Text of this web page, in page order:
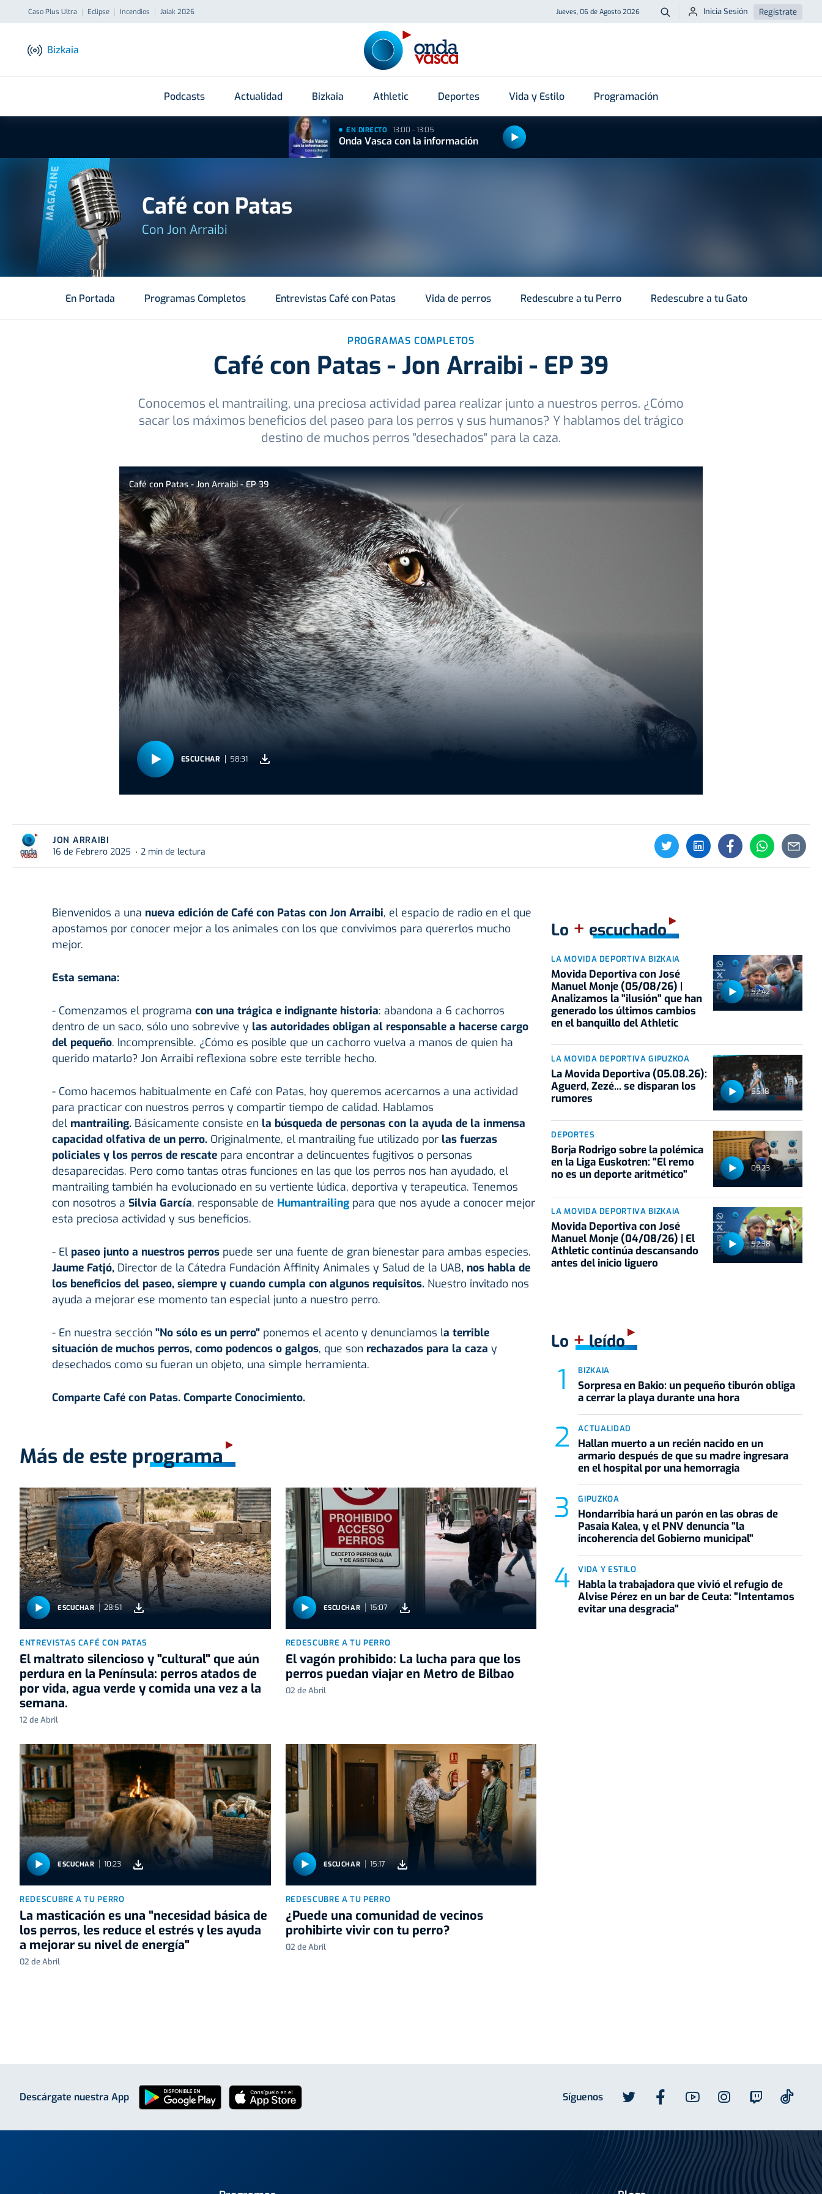
Caso Plus Ultra Eclipse Incendios Jaiak 2026 Jueves, 06 de Agosto 2026 Buscar
Inicia Sesión Regístrate
Bizkaia
Podcasts Actualidad Bizkaia Athletic Deportes Vida y Estilo Programación
EN DIRECTO 13:00 - 13:05
Onda Vasca con la información
MAGAZINE Café con Patas
Con Jon Arraibi
En Portada Programas Completos Entrevistas Café con Patas Vida de perros Redescubre a tu Perro Redescubre a tu Gato
PROGRAMAS COMPLETOS
Café con Patas - Jon Arraibi - EP 39
Conocemos el mantrailing, una preciosa actividad parea realizar junto a nuestros perros. ¿Cómo
sacar los máximos beneficios del paseo para los perros y sus humanos? Y hablamos del trágico
destino de muchos perros "desechados" para la caza.
Café con Patas - Jon Arraibi - EP 39
ESCUCHAR 58:31
JON ARRAIBI
16 de Febrero 2025
2 min de lectura
Bienvenidos a una nueva edición de Café con Patas con Jon Arraibi, el espacio de radio en el que
apostamos por conocer mejor a los animales con los que convivimos para quererlos mucho
mejor.
Esta semana:
- Comenzamos el programa con una trágica e indignante historia: abandona a 6 cachorros
dentro de un saco, sólo uno sobrevive y las autoridades obligan al responsable a hacerse cargo
del pequeño. Incomprensible. ¿Cómo es posible que un cachorro vuelva a manos de quien ha
querido matarlo? Jon Arraibi reflexiona sobre este terrible hecho.
- Como hacemos habitualmente en Café con Patas, hoy queremos acercarnos a una actividad
para practicar con nuestros perros y compartir tiempo de calidad. Hablamos
del mantrailing.Básicamente consiste en la búsqueda de personas con la ayuda de la inmensa
capacidad olfativa de un perro. Originalmente, el mantrailing fue utilizado por las fuerzas
policiales y los perros de rescatepara encontrar a delincuentes fugitivos o personas
desaparecidas. Pero como tantas otras funciones en las que los perros nos han ayudado, el
mantrailing también ha evolucionado en su vertiente lúdica, deportiva y terapeutica. Tenemos
con nosotros a Silvia García, responsable de Humantrailingpara que nos ayude a conocer mejor
esta preciosa actividad y sus beneficios.
- Elpaseo junto a nuestros perros puede ser una fuente de gran bienestar para ambas especies.
Jaume Fatjó, Director de la Cátedra Fundación Affinity Animales y Salud de la UAB, nos habla de
los beneficios del paseo, siempre y cuando cumpla con algunos requisitos. Nuestro invitado nos
ayuda a mejorar ese momento tan especial junto a nuestro perro.
- En nuestra sección "No sólo es un perro"ponemos el acento y denunciamos la terrible
situación de muchos perros, como podencos o galgos, que son rechazados para la caza y
desechados como su fueran un objeto, una simple herramienta.
Comparte Café con Patas. Comparte Conocimiento.
Más de este programa
ESCUCHAR 28:51
ENTREVISTAS CAFÉ CON PATAS
El maltrato silencioso y "cultural" que aún
perdura en la Península: perros atados de
por vida, agua verde y comida una vez a la
semana.
12 de Abril
ESCUCHAR 15:07
REDESCUBRE A TU PERRO
El vagón prohibido: La lucha para que los
perros puedan viajar en Metro de Bilbao
02 de Abril
ESCUCHAR 10:23
REDESCUBRE A TU PERRO
La masticación es una "necesidad básica de
los perros, les reduce el estrés y les ayuda
a mejorar su nivel de energía"
02 de Abril
ESCUCHAR 15:17
REDESCUBRE A TU PERRO
¿Puede una comunidad de vecinos
prohibirte vivir con tu perro?
02 de Abril
Lo + escuchado
52:42
LA MOVIDA DEPORTIVA BIZKAIA
Movida Deportiva con José
Manuel Monje (05/08/26) |
Analizamos la "ilusión" que han
generado los últimos cambios
en el banquillo del Athletic
55:18
LA MOVIDA DEPORTIVA GIPUZKOA
La Movida Deportiva (05.08.26):
Aguerd, Zezé... se disparan los
rumores
09:23
DEPORTES
Borja Rodrigo sobre la polémica
en la Liga Euskotren: "El remo
no es un deporte aritmético"
52:38
LA MOVIDA DEPORTIVA BIZKAIA
Movida Deportiva con José
Manuel Monje (04/08/26) | El
Athletic continúa descansando
antes del inicio liguero
Lo +leído
BIZKAIA
Sorpresa en Bakio: un pequeño tiburón obliga
a cerrar la playa durante una hora
ACTUALIDAD
Hallan muerto a un recién nacido en un
armario después de que su madre ingresara
en el hospital por una hemorragia
GIPUZKOA
Hondarribia hará un parón en las obras de
Pasaia Kalea, y el PNV denuncia "la
incoherencia del Gobierno municipal"
VIDA Y ESTILO
Habla la trabajadora que vivió el refugio de
Alvise Pérez en un bar de Ceuta: "Intentamos
evitar una desgracia"
Síguenos
Descárgate nuestra App